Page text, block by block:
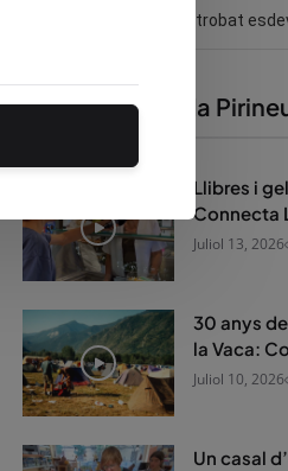
Connecta Lleida
Llibres i
Connecta
Juliol 13, 2026
30 anys
la Vaca:
Juliol 10, 2026
Un casal